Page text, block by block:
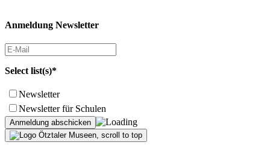
Anmeldung Newsletter
Select list(s)*
Newsletter
Newsletter für Schulen